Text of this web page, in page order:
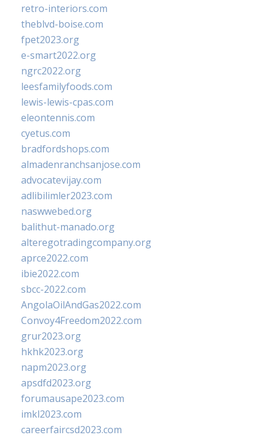
retro-interiors.com
theblvd-boise.com
fpet2023.org
e-smart2022.org
ngrc2022.org
leesfamilyfoods.com
lewis-lewis-cpas.com
eleontennis.com
cyetus.com
bradfordshops.com
almadenranchsanjose.com
advocatevijay.com
adlibilimler2023.com
naswwebed.org
balithut-manado.org
alteregotradingcompany.org
aprce2022.com
ibie2022.com
sbcc-2022.com
AngolaOilAndGas2022.com
Convoy4Freedom2022.com
grur2023.org
hkhk2023.org
napm2023.org
apsdfd2023.org
forumausape2023.com
imkl2023.com
careerfaircsd2023.com